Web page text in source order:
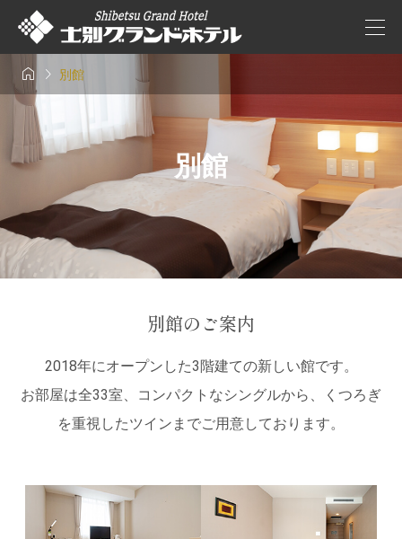
  別館
別館
別館のご案内
2018年にオープンした3階建ての新しい館です。
お部屋は全33室、コンパクトなシングルから、くつろぎ
を重視したツインまでご用意しております。